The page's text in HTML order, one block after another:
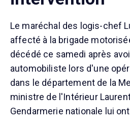
Le maréchal des logis-chef
affecté à la brigade
décédé ce samedi après
automobiliste lors d'une
dans le département de la
ministre de l'Intérieur
Gendarmerie nationale lui